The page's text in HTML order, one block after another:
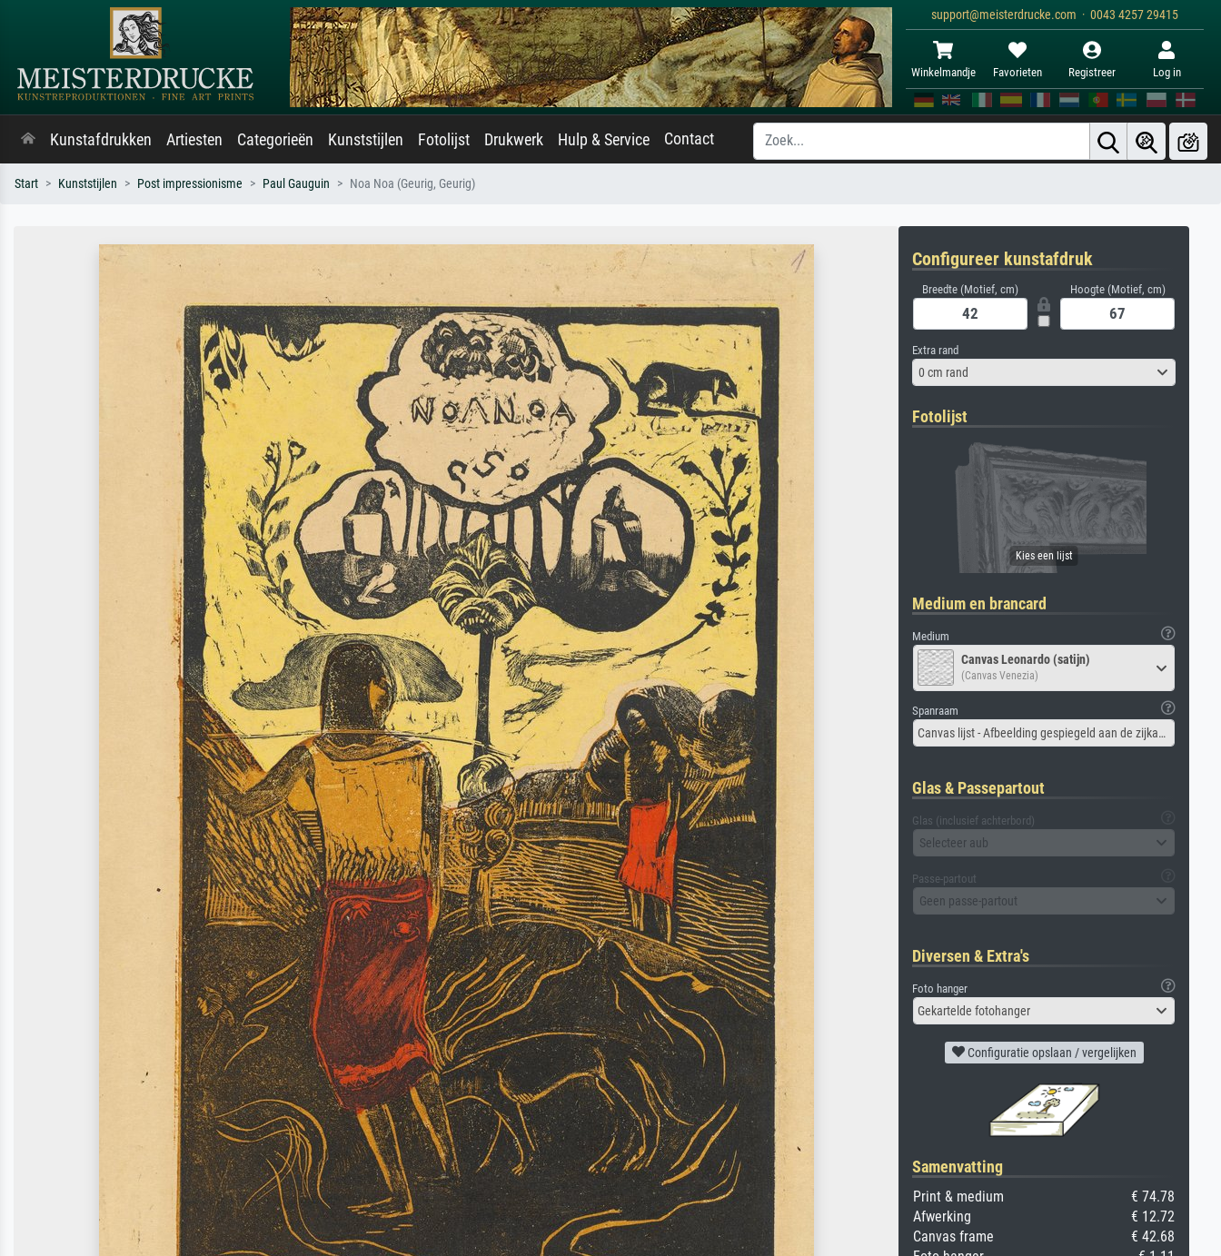
support@meisterdrucke.com · 0043 4257 29415
Winkelmandje Favorieten Registreer Log in
Kunstafdrukken Artiesten Categorieën Kunststijlen Fotolijst Drukwerk Hulp & Service Contact
Start Kunststijlen Post impressionisme Paul Gauguin Noa Noa (Geurig, Geurig)
Configureer kunstafdruk
Breedte (Motief, cm) Hoogte (Motief, cm)
Extra rand
0 cm rand
Fotolijst
Medium en brancard
Medium
Canvas Leonardo (satijn)
(Canvas Venezia)
Spanraam
Canvas lijst - Afbeelding gespiegeld aan de zijkant
Glas & Passepartout
Glas (inclusief achterbord)
Selecteer aub
Passe-partout
Geen passe-partout
Diversen & Extra's
Foto hanger
Gekartelde fotohanger
Configuratie opslaan / vergelijken
Samenvatting
Print & medium
€ 74.78
Afwerking
€ 12.72
Canvas frame
€ 42.68